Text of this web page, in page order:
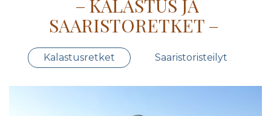
KALASTUS JA
SAARISTORETKET
Kalastusretket Saaristoristeilyt